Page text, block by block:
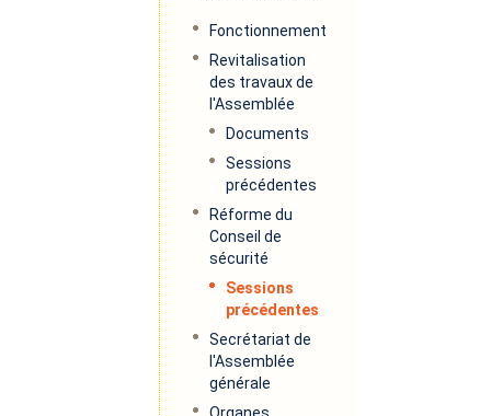
Fonctionnement
Revitalisation
des travaux de
l'Assemblée
Documents
Sessions
précédentes
Réforme du
Conseil de
sécurité
Sessions
précédentes
Secrétariat de
l'Assemblée
générale
Organes